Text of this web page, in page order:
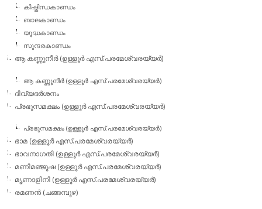
കിഷ്കിന്ധകാണ്ഡം
ബാലകാണ്ഡം
യൂദ്ധകാണ്ഡം
സുന്ദരകാണ്ഡം
ആ കണ്ണുനീര്‍ (ഉള്ളൂര്‍ എസ്.പരമേശ്വരയ്യര്‍)
ആ കണ്ണുനീര്‍ (ഉള്ളൂര്‍ എസ്.പരമേശ്വരയ്യര്‍)
ദിവ്യദര്‍ശനം
പ്രഭുസമക്ഷം (ഉള്ളൂര്‍ എസ്.പരമേശ്വരയ്യര്‍)
പ്രഭുസമക്ഷം (ഉള്ളൂര്‍ എസ്.പരമേശ്വരയ്യര്‍)
ഭാമ (ഉള്ളൂര്‍ എസ്.പരമേശ്വരയ്യര്‍)
ഭാവനാഗതി (ഉള്ളൂര്‍ എസ്.പരമേശ്വരയ്യര്‍)
മണിമഞ്ജുഷ (ഉള്ളൂര്‍ എസ്.പരമേശ്വരയ്യര്‍)
മൃണാളിനി (ഉള്ളൂര്‍ എസ്.പരമേശ്വരയ്യര്‍)
രമണന്‍ (ചങ്ങമ്പുഴ)